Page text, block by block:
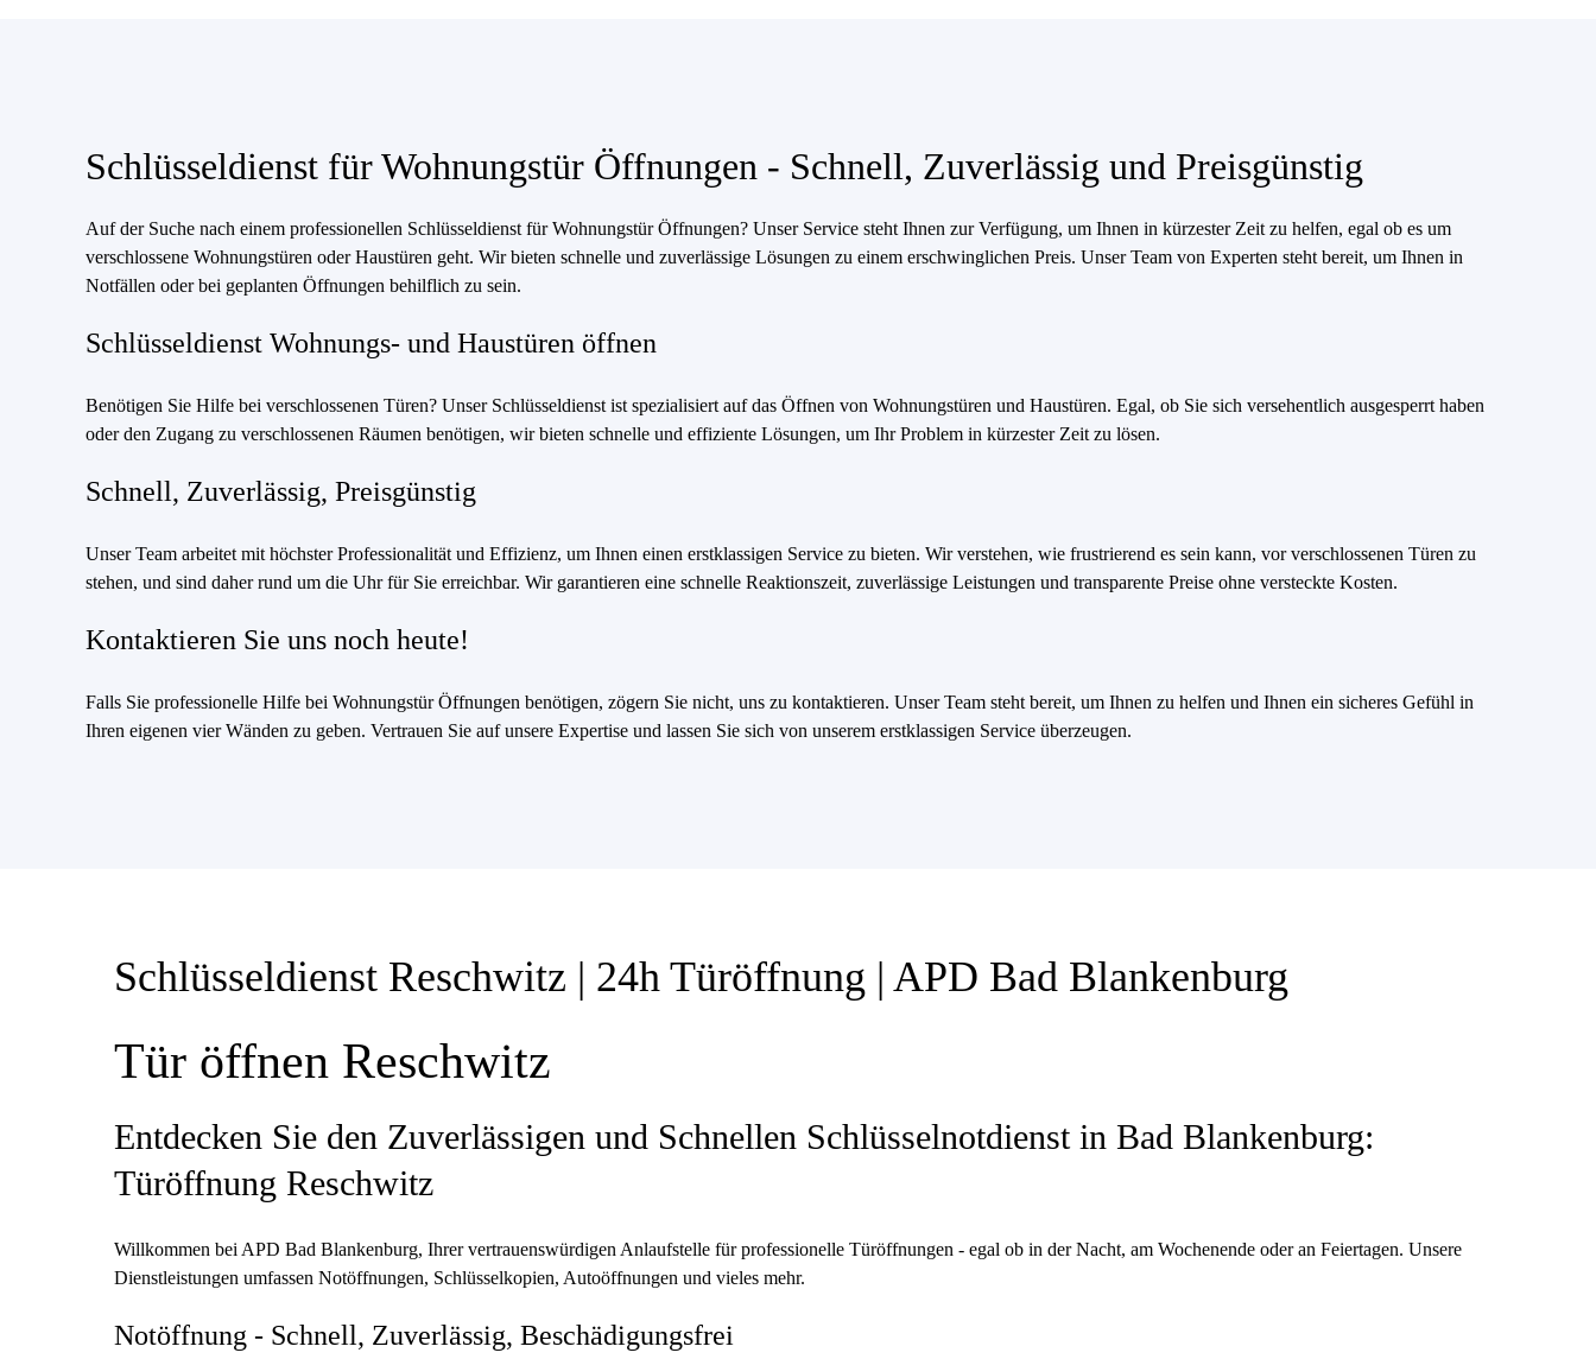
Schlüsseldienst für Wohnungstür Öffnungen - Schnell, Zuverlässig und Preisgünstig
Auf der Suche nach einem professionellen Schlüsseldienst für Wohnungstür Öffnungen? Unser Service steht Ihnen zur Verfügung, um Ihnen in kürzester Zeit zu helfen, egal ob es um
verschlossene Wohnungstüren oder Haustüren geht. Wir bieten schnelle und zuverlässige Lösungen zu einem erschwinglichen Preis. Unser Team von Experten steht bereit, um Ihnen in
Notfällen oder bei geplanten Öffnungen behilflich zu sein.
Schlüsseldienst Wohnungs- und Haustüren öffnen
Benötigen Sie Hilfe bei verschlossenen Türen? Unser Schlüsseldienst ist spezialisiert auf das Öffnen von Wohnungstüren und Haustüren. Egal, ob Sie sich versehentlich ausgesperrt haben
oder den Zugang zu verschlossenen Räumen benötigen, wir bieten schnelle und effiziente Lösungen, um Ihr Problem in kürzester Zeit zu lösen.
Schnell, Zuverlässig, Preisgünstig
Unser Team arbeitet mit höchster Professionalität und Effizienz, um Ihnen einen erstklassigen Service zu bieten. Wir verstehen, wie frustrierend es sein kann, vor verschlossenen Türen zu
stehen, und sind daher rund um die Uhr für Sie erreichbar. Wir garantieren eine schnelle Reaktionszeit, zuverlässige Leistungen und transparente Preise ohne versteckte Kosten.
Kontaktieren Sie uns noch heute!
Falls Sie professionelle Hilfe bei Wohnungstür Öffnungen benötigen, zögern Sie nicht, uns zu kontaktieren. Unser Team steht bereit, um Ihnen zu helfen und Ihnen ein sicheres Gefühl in
Ihren eigenen vier Wänden zu geben. Vertrauen Sie auf unsere Expertise und lassen Sie sich von unserem erstklassigen Service überzeugen.
Schlüsseldienst Reschwitz | 24h Türöffnung | APD Bad Blankenburg
Tür öffnen Reschwitz
Entdecken Sie den Zuverlässigen und Schnellen Schlüsselnotdienst in Bad Blankenburg:
Türöffnung Reschwitz
Willkommen bei APD Bad Blankenburg, Ihrer vertrauenswürdigen Anlaufstelle für professionelle Türöffnungen - egal ob in der Nacht, am Wochenende oder an Feiertagen. Unsere
Dienstleistungen umfassen Notöffnungen, Schlüsselkopien, Autoöffnungen und vieles mehr.
Notöffnung - Schnell, Zuverlässig, Beschädigungsfrei